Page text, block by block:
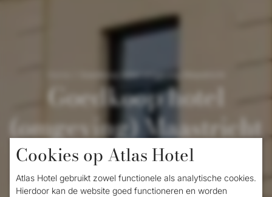
Goedkoop hotel
(omgeving) Maastricht
Een uitje binnen de Nederlandse grenzen,
kan dat voordelig zijn? Natuurlijk! Boek één
Cookies op Atlas Hotel
Atlas Hotel gebruikt zowel functionele als analytische cookies.
Hierdoor kan de website goed functioneren en worden